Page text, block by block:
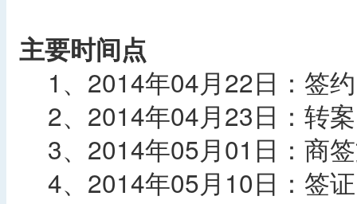
主要时间点
1、2014年04月22日：签约
2、2014年04月23日：转
3、2014年05月01日：商
4、2014年05月10日：签